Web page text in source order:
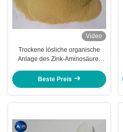
Video
Trockene lösliche organische
Anlage des Zink-Aminosäure-
Beste Preis